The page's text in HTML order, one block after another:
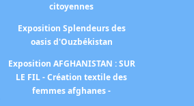
citoyennes
Exposition Splendeurs des
oasis d'Ouzbékistan
Exposition AFGHANISTAN : SUR
LE FIL - Création textile des
femmes afghanes -